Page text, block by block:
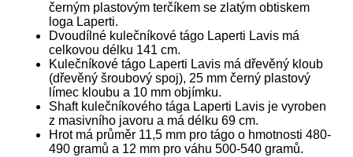
černým plastovým terčíkem se zlatým obtiskem
loga Laperti.
Dvoudílné kulečníkové tágo Laperti Lavis má
celkovou délku 141 cm.
Kulečníkové tágo Laperti Lavis má dřevěný kloub
(dřevěný šroubový spoj), 25 mm černý plastový
límec kloubu a 10 mm objímku.
Shaft kulečníkového tága Laperti Lavis je vyroben
z masivního javoru a má délku 69 cm.
Hrot má průměr 11,5 mm pro tágo o hmotnosti 480-
490 gramů a 12 mm pro váhu 500-540 gramů.